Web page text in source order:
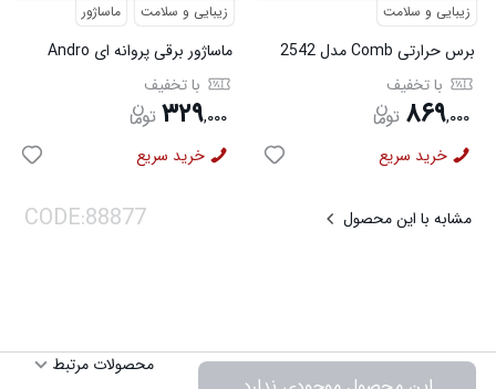
محصولات مرتبط
زیبایی و سلامت ماساژور
ماساژور برقی پروانه ای Andro
مدل 2551 با تخفیف
۳۲۹,۰۰۰
خرید سریع
زیبایی و سلامت
برس حرارتی Comb مدل 2542
با تخفیف
۸۶۹,۰۰۰
خرید سریع
مشابه با این محصول